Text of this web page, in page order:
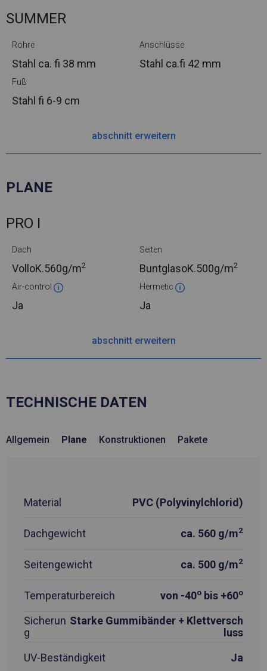
SUMMER
Rohre
Stahl ca. fi 38 mm
Anschlüsse
Stahl ca.fi 42 mm
Fuß
Stahl fi 6-9 cm
abschnitt erweitern
PLANE
PRO I
Dach
VolloK.560g/m2
Seiten
BuntglasoK.500g/m2
Air-control
Ja
Hermetic
Ja
abschnitt erweitern
TECHNISCHE DATEN
Allgemein Plane Konstruktionen Pakete
Material PVC (Polyvinylchlorid)
Dachgewicht ca. 560 g/m2
Seitengewicht ca. 500 g/m2
Temperaturbereich von -40o bis +60o
Sicherun
g
Starke Gummibänder + Klettversch
luss
UV-Beständigkeit
Ja